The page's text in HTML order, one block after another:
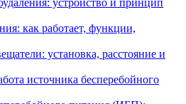
устройство и принцип
как работает, функции,
установка, расстояние и
источника бесперебойного